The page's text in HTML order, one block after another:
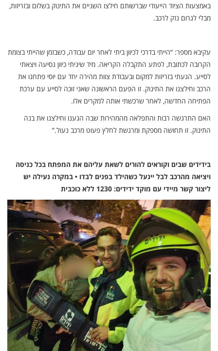
באמצעות הציוד הייעודי שברשותם חילצו השניים את התינוק בשלום ובזריזות,
מבלי לגרום נזק לרכב.
עקיבא מספר: “הייתי בדרכי לכיוון ביתי לאחר יום עבודה, כשבזמן שהייתי בצומת
הקרובה לכתובת, לפתע התקבלה הקריאה. מיד שיניתי כיוון נסיעה ויצאתי
לסייע. הגעתי בזריזות למקום ובעבודת צוות מהירה יחד עם יוסי פתחנו את
הרכב וחילצנו את התינוק. זו הפעם הראשונה שאני זוכה לסייע עם ערכת
הפתיחה החדשה, לאחר שרכשתי אותה למקרים אלו.
האם התרגשה רבות והתפלאה מהמהירות שבה הגענו וחילצנו את בנה
התינוק. זו תחושה מספקת ומרגשת לחלץ פעוט מרכב נעול.”
בידידים שבים וקוראים להורים לשאת עליהם את המפתח בכל כניסה
ויציאה מהרכב לבל יינעל כשהילד בפנים לבדו • במקרה נעילה יש
ליצור קשר מיידי עם מוקד ידידים: 1230 ללא כוכבית